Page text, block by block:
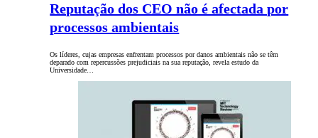
Reputação dos CEO não é afectada por
processos ambientais
Os líderes, cujas empresas enfrentam processos por danos ambientais não se têm
deparado com repercussões prejudiciais na sua reputação, revela estudo da
Universidade…